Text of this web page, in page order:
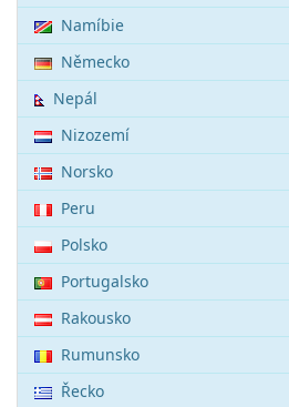
Namíbie
Německo
Nepál
Nizozemí
Norsko
Peru
Polsko
Portugalsko
Rakousko
Rumunsko
Řecko